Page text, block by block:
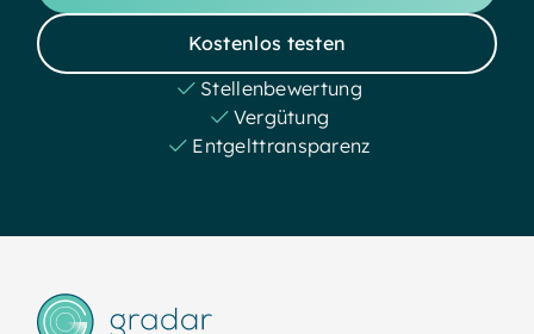
Kostenlos testen
Stellenbewertung
Vergütung
Entgelttransparenz